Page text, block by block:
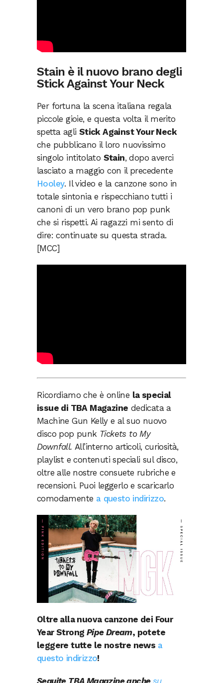
Stain è il nuovo brano degli
Stick Against Your Neck
Per fortuna la scena italiana regala
piccole gioie, e questa volta il merito
spetta agli Stick Against Your Neck
che pubblicano il loro nuovissimo
singolo intitolato Stain, dopo averci
lasciato a maggio con il precedente
Hooley. Il video e la canzone sono in
totale sintonia e rispecchiano tutti i
canoni di un vero brano pop punk
che si rispetti. Ai ragazzi mi sento di
dire: continuate su questa strada.
[MCC]
Ricordiamo che è online la special
issue di TBA Magazine dedicata a
Machine Gun Kelly e al suo nuovo
disco pop punk Tickets to My
Downfall. All’interno articoli, curiosità,
playlist e contenuti speciali sul disco,
oltre alle nostre consuete rubriche e
recensioni. Puoi leggerlo e scaricarlo
comodamente a questo indirizzo.
Oltre alla nuova canzone dei Four
Year Strong Pipe Dream, potete
leggere tutte le nostre news a
questo indirizzo!
Seguite TBA Magazine anche su